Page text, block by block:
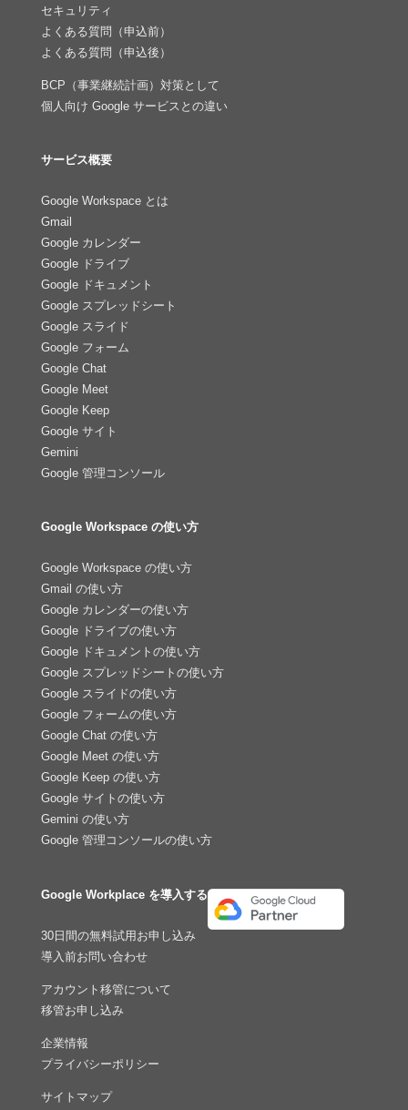
セキュリティ
よくある質問（申込前）
よくある質問（申込後）
BCP（事業継続計画）対策として
個人向け Google サービスとの違い
サービス概要
Google Workspace とは
Gmail
Google カレンダー
Google ドライブ
Google ドキュメント
Google スプレッドシート
Google スライド
Google フォーム
Google Chat
Google Meet
Google Keep
Google サイト
Gemini
Google 管理コンソール
Google Workspace の使い方
Google Workspace の使い方
Gmail の使い方
Google カレンダーの使い方
Google ドライブの使い方
Google ドキュメントの使い方
Google スプレッドシートの使い方
Google スライドの使い方
Google フォームの使い方
Google Chat の使い方
Google Meet の使い方
Google Keep の使い方
Google サイトの使い方
Gemini の使い方
Google 管理コンソールの使い方
Google Workplace を導入する
30日間の無料試用お申し込み
導入前お問い合わせ
アカウント移管について
移管お申し込み
企業情報
プライバシーポリシー
サイトマップ